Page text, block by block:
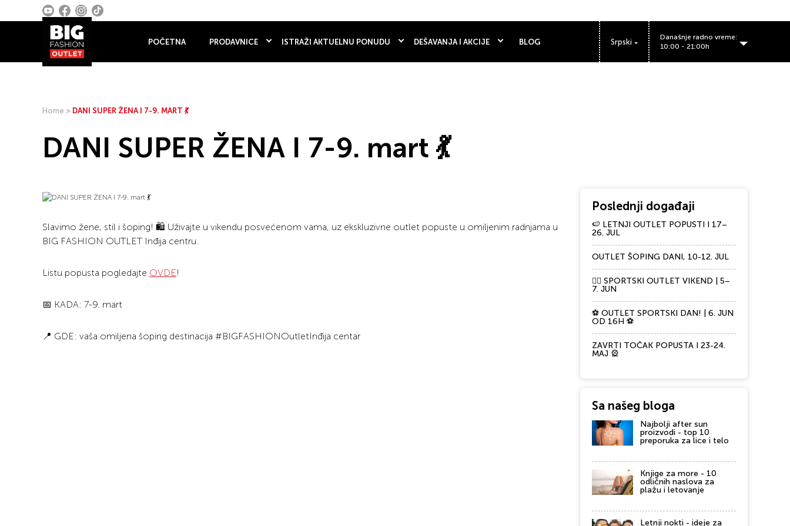
POČETNA PRODAVNICE ISTRAŽI AKTUELNU PONUDU DEŠAVANJA I AKCIJE BLOG Srpski
Današnje radno vreme:
10:00 - 21:00h
Home > DANI SUPER ŽENA I 7-9. MART 💃
DANI SUPER ŽENA I 7-9. mart 💃
Slavimo žene, stil i šoping! 🛍️ Uživajte u vikendu posvećenom vama, uz ekskluzivne outlet popuste u omiljenim radnjama u
BIG FASHION OUTLET Inđija centru.
Listu popusta pogledajte OVDE!
📅 KADA: 7-9. mart
📍 GDE: vaša omiljena šoping destinacija #BIGFASHIONOutletInđija centar
Poslednji događaji
🍉 LETNJI OUTLET POPUSTI I 17–
26. JUL
OUTLET ŠOPING DANI, 10-12. JUL
🏃‍♀️ SPORTSKI OUTLET VIKEND | 5–
7. JUN
⚽ OUTLET SPORTSKI DAN! | 6. JUN
OD 16H ⚽
ZAVRTI TOČAK POPUSTA I 23-24.
MAJ 🎡
Sa našeg bloga
Najbolji after sun
proizvodi - top 10
preporuka za lice i telo
Knjige za more - 10
odličnih naslova za
plažu i letovanje
Letnji nokti - ideje za